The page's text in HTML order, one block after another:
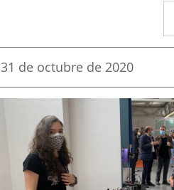
Fecha
la
31 de octubre de 2020